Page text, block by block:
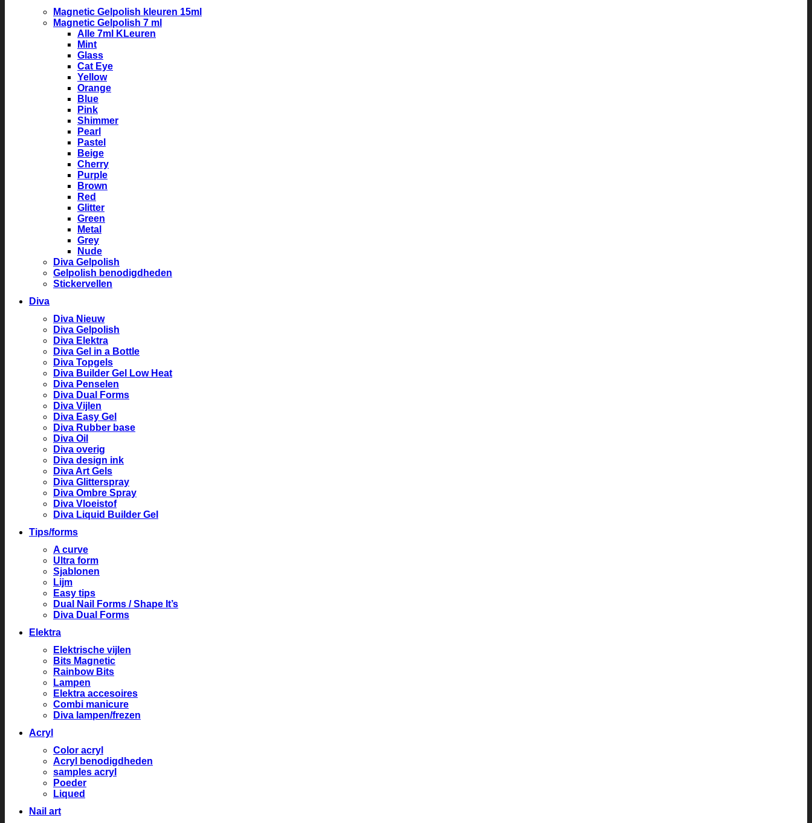
Magnetic Gelpolish kleuren 15ml
Magnetic Gelpolish 7 ml
Alle 7ml KLeuren
Mint
Glass
Cat Eye
Yellow
Orange
Blue
Pink
Shimmer
Pearl
Pastel
Beige
Cherry
Purple
Brown
Red
Glitter
Green
Metal
Grey
Nude
Diva Gelpolish
Gelpolish benodigdheden
Stickervellen
Diva
Diva Nieuw
Diva Gelpolish
Diva Elektra
Diva Gel in a Bottle
Diva Topgels
Diva Builder Gel Low Heat
Diva Penselen
Diva Dual Forms
Diva Vijlen
Diva Easy Gel
Diva Rubber base
Diva Oil
Diva overig
Diva design ink
Diva Art Gels
Diva Glitterspray
Diva Ombre Spray
Diva Vloeistof
Diva Liquid Builder Gel
Tips/forms
A curve
Ultra form
Sjablonen
Lijm
Easy tips
Dual Nail Forms / Shape It’s
Diva Dual Forms
Elektra
Elektrische vijlen
Bits Magnetic
Rainbow Bits
Lampen
Elektra accesoires
Combi manicure
Diva lampen/frezen
Acryl
Color acryl
Acryl benodigdheden
samples acryl
Poeder
Liqued
Nail art